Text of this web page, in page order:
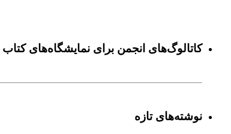
كاتالوگ‌های انجمن برای نمايشگاه‌های كتاب 2016 – 2017
نوشته‌های تازه